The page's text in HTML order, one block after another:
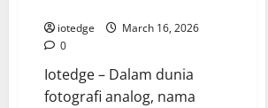
Fitur
iotedge
March 16, 2026
0
Iotedge – Dalam dunia
fotografi analog, nama